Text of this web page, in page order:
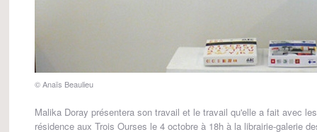
© Anaïs Beaulieu
Malika Doray présentera son travail et le travail qu'elle a fait avec
résidence aux Trois Ourses le 4 octobre à 18h à la librairie-galerie